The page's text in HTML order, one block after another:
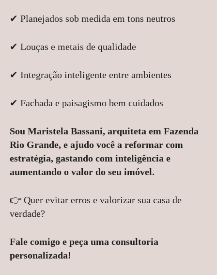
✔ Planejados sob medida em tons neutros
✔ Louças e metais de qualidade
✔ Integração inteligente entre ambientes
✔ Fachada e paisagismo bem cuidados
Sou Maristela Bassani, arquiteta em Fazenda
Rio Grande, e ajudo você a reformar com
estratégia, gastando com inteligência e
aumentando o valor do seu imóvel.
👉 Quer evitar erros e valorizar sua casa de
verdade?
Fale comigo e peça uma consultoria
personalizada!